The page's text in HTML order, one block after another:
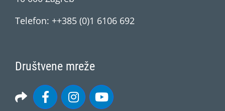
Telefon: ++385 (0)1 6106 692
Društvene mreže